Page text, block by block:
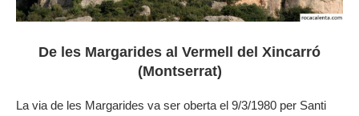
De les Margarides al Vermell del Xincarró
(Montserrat)
La via de les Margarides va ser oberta el 9/3/1980 per Santi